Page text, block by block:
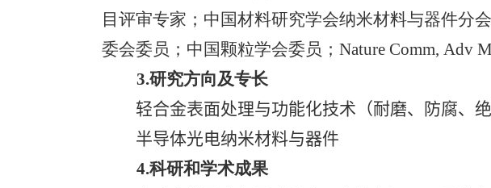
目评审专家；中国材料研究学会纳米材料与器件分
委会委员；中国颗粒学会委员； Nature Comm, Adv
3.研究方向及专长
轻合金表面处理与功能化技术（耐磨、防腐、
半导体光电纳米材料与器件
4.科研和学术成果